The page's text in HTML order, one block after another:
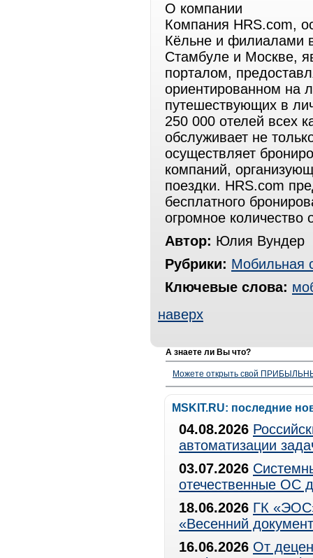
О компании
Компания HRS.com,
Кёльне и филиалами
Стамбуле и Москве,
порталом,
ориентированном на
путешествующих в
250 000 отелей всех
обслуживает не
осуществляет
компаний,
поездки. HRS.com
бесплатного
огромное
Автор: Юлия Вундер
Рубрики: Мобильная
Ключевые слова:
наверх
А знаете ли Вы что?
Можете открыть свой
MSKIT.RU: последние
04.08.2026
автоматизации
03.07.2026
отечественные ОС
18.06.2026 ГК
«Весенний
16.06.2026 От